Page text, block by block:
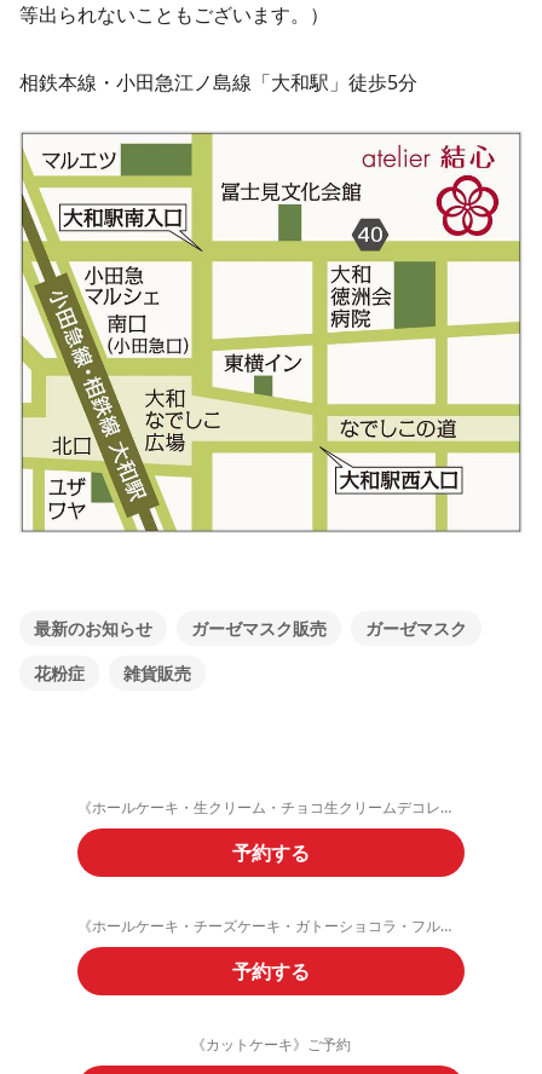
等出られないこともございます。）
相鉄本線・小田急江ノ島線「大和駅」徒歩5分
最新のお知らせ ガーゼマスク販売
ガーゼマスク
花粉症
雑貨販売
《ホールケーキ・生クリーム・チョコ生クリームデコレーション》ご予約フォーム
予約する
《ホールケーキ・チーズケーキ・ガトーショコラ・フルーツタルト》ご予約
予約する
《カットケーキ》ご予約